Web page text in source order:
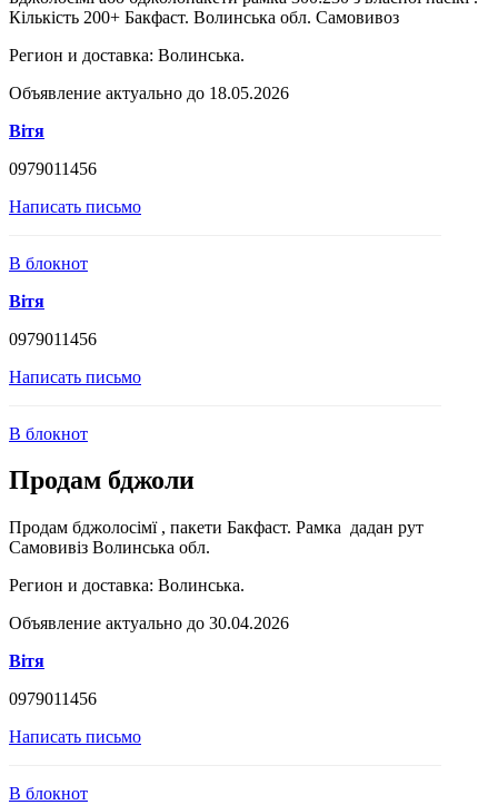
Кількість 200+ Бакфаст. Волинська обл. Самовивоз
Регион и доставка: Волинська.
Объявление актуально до 18.05.2026
Вітя
0979011456
Написать письмо
В блокнот
Вітя
0979011456
Написать письмо
В блокнот
Продам бджоли
Продам бджолосімї , пакети Бакфаст. Рамка дадан рут
Самовивіз Волинська обл.
Регион и доставка: Волинська.
Объявление актуально до 30.04.2026
Вітя
0979011456
Написать письмо
В блокнот